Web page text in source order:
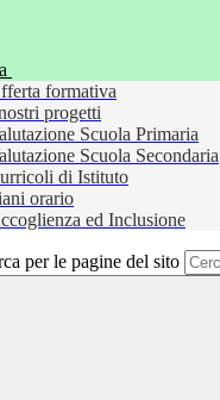
formativa
progetti
Scuola Primaria
Scuola Secondaria
di Istituto
orario
ed Inclusione
per le pagine del sito